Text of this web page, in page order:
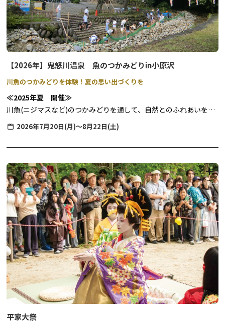
【2026年】鬼怒川温泉 魚のつかみどりin小原沢
川魚のつかみどりを体験！夏の思い出づくりを
≪2025年夏 開催≫
川魚(ニジマスなど)のつかみどりを通して、自然とのふれあいを体
験いただけます。
沢場を会場としているため、水深が浅く、夏の水遊びにもおすすめ
の場所です。
◆期間：2026年7月20日(月)～8月22日(土)
◆時間：10:00~15:00(受付時間9:45~14:30)
◆料金：一般参加 1名様 1,600円
割引参加※ 1名様 1,300円
※鬼怒川温泉魚のつかみどりin小原沢実行委員会が発行
した割引券を持参した方、
及び鬼怒川温泉旅館組合の旅館・ホテルにお泊りの方
は割引となります。
お子様の付き添い等で入場される方 施設利用料 1名様
200円(魚のつかみどりには参加せず会場内へ入場する方)
2026年7月20日(月)～8月22日(土)
平家大祭